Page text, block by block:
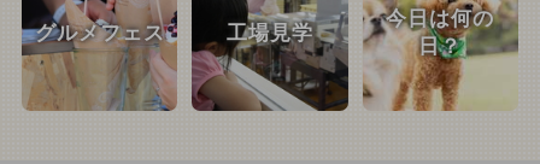
グルメフェス 工場見学
今日は何の
日？